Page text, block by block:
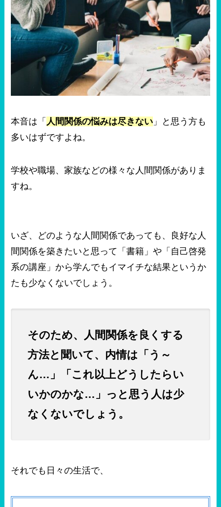
本音は「 人間関係の悩みは尽きない 」と思う方も
多いはずですよね。
学校や職場、家族などの様々な人間関係がありま
すね。
いざ、どのような人間関係であっても、良好な人
間関係を築きたいと思って「書籍」や「自己啓発
系の講座」から学んでもイマイチな結果というか
たも少なくないでしょう。
そのため、人間関係を良くする
方法と聞いて、内情は「う～
ん…」「これ以上どうしたらい
いかのかな…」っと思う人は少
なくないでしょう。
それでも日々の生活で、